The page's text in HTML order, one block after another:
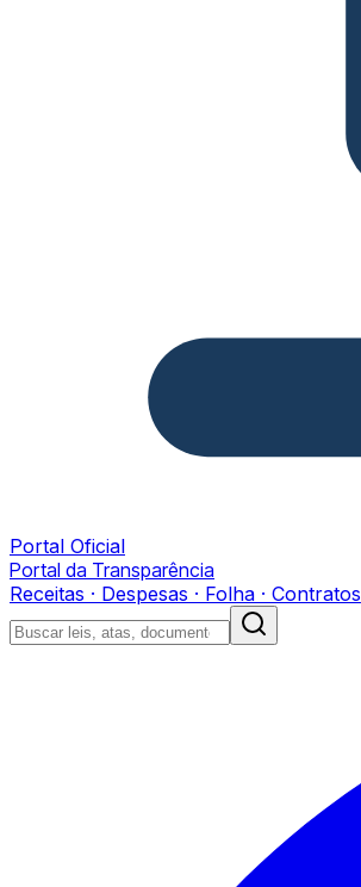
Portal Oficial
Portal da Transparência
Receitas · Despesas · Folha · Contratos